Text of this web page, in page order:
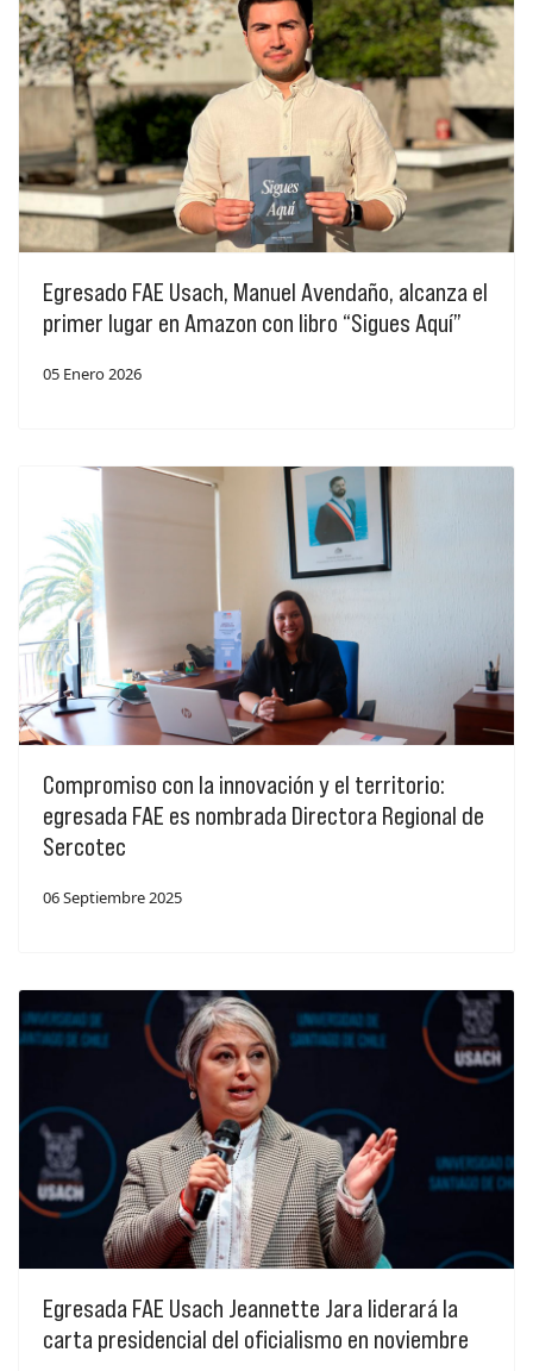
Egresado FAE Usach, Manuel Avendaño, alcanza el
primer lugar en Amazon con libro “Sigues Aquí”
05 Enero 2026
Compromiso con la innovación y el territorio:
egresada FAE es nombrada Directora Regional de
Sercotec
06 Septiembre 2025
Egresada FAE Usach Jeannette Jara liderará la
carta presidencial del oficialismo en noviembre